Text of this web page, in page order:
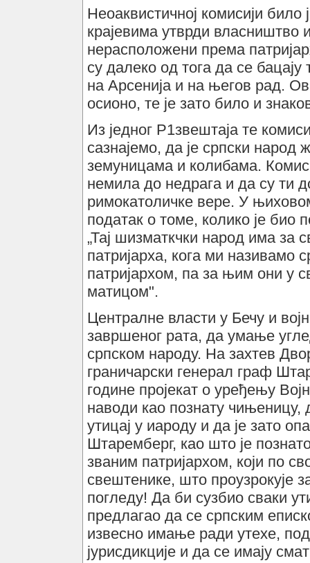
Неоаквистичној комисији
крајевима утврди
нерасположени према
су далеко од тога да се
на Арсенија и на његов рад.
осионо, те је зато било и
Из једног Р1звештаја те
сазнајемо, да је српски
земуницама и колибама.
немила до недрага и да су ти
римокатоличке вере. У
податак о томе, колико је био
„Тај шизматкчки народ има за
патријарха, кога ми називамо
патријархом, па за њим они у
матицом".
Централне власти у Бечу и
завршеног рата, да умање
српском народу. На захтев
граничарски генерал граф
године пројекат о уређењу
наводи као познату
утицај у иароду и да је зато
Штаремберг, као што је
званим патријархом, који по
свештенике, што проузрокује
погледу! Да би сузбио сваки
предлагао да се српским
извесно имање ради утехе,
јурисдикције и да се имају